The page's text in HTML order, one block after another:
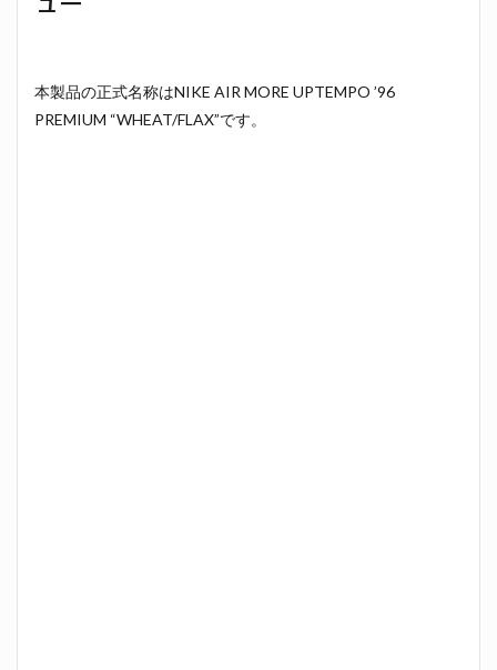
本製品の正式名称はNIKE AIR MORE UPTEMPO ’96
PREMIUM “WHEAT/FLAX”です。